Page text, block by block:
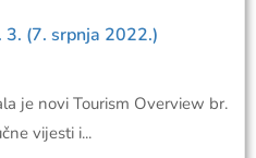
3. (7. srpnja 2022.)
je novi Tourism Overview br.
vijesti i...